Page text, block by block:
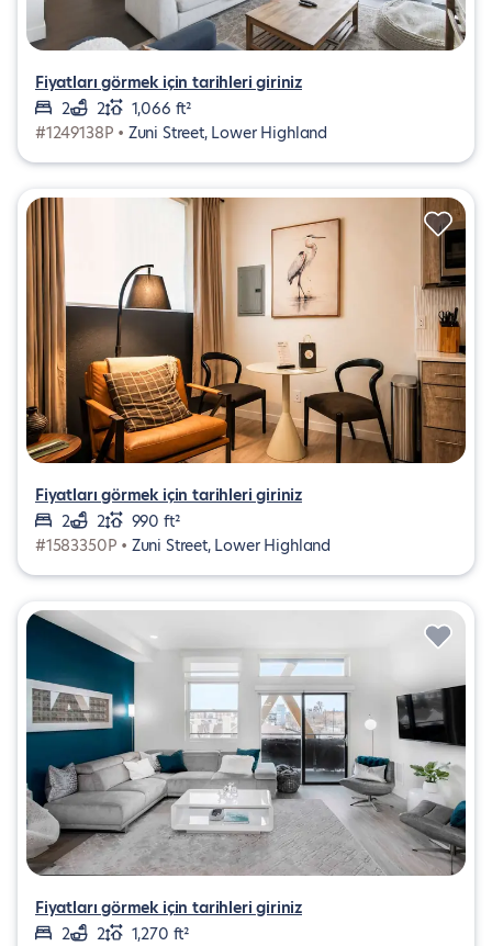
Fiyatları görmek için tarihleri giriniz
2
2
1,066 ft²
#1249138P • Zuni Street, Lower Highland
Fiyatları görmek için tarihleri giriniz
2
2
990 ft²
#1583350P • Zuni Street, Lower Highland
Fiyatları görmek için tarihleri giriniz
2
2
1,270 ft²